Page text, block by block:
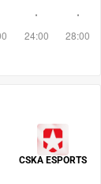
CSKA ESPORTS